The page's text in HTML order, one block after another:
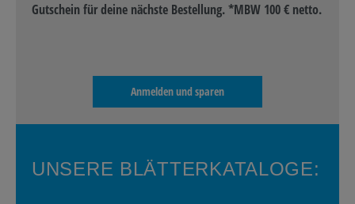
Gutschein für deine nächste Bestellung. *MBW 100 € netto.
Anmelden und sparen
UNSERE BLÄTTERKATALOGE: